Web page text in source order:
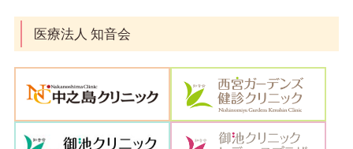
医療法人 知音会